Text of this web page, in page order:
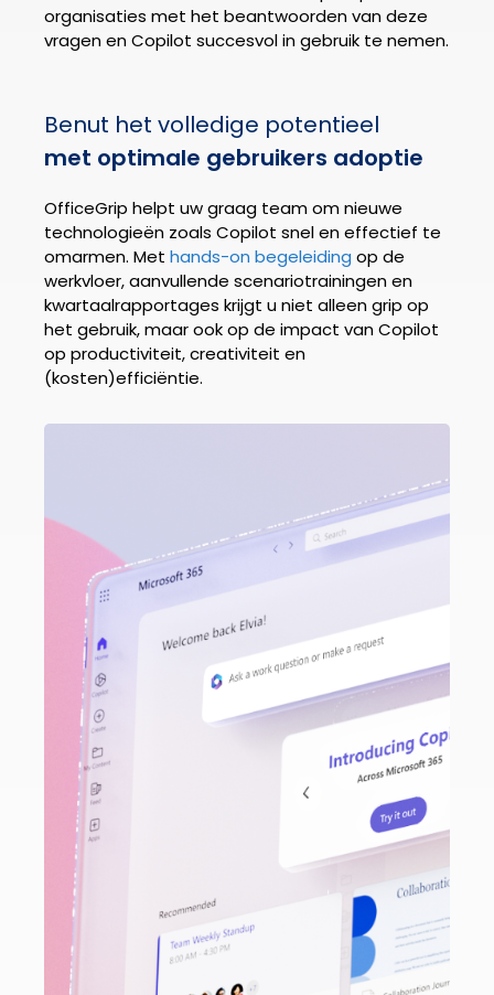
organisaties met het beantwoorden van deze
vragen en Copilot succesvol in gebruik te nemen.
Benut het volledige potentieel
met optimale gebruikers adoptie
OfficeGrip helpt uw graag team om nieuwe
technologieën zoals Copilot snel en effectief te
omarmen. Met hands-on begeleiding op de
werkvloer, aanvullende scenariotrainingen en
kwartaalrapportages krijgt u niet alleen grip op
het gebruik, maar ook op de impact van Copilot
op productiviteit, creativiteit en
(kosten)efficiëntie.